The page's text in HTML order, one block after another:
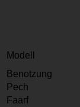
Modell
Benotzung
Pech
Faarf